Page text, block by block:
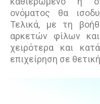
ονόµατος θα
Τελικά, µε τη
αρκετών φίλων
χειρότερα και
επιχείρηση σε